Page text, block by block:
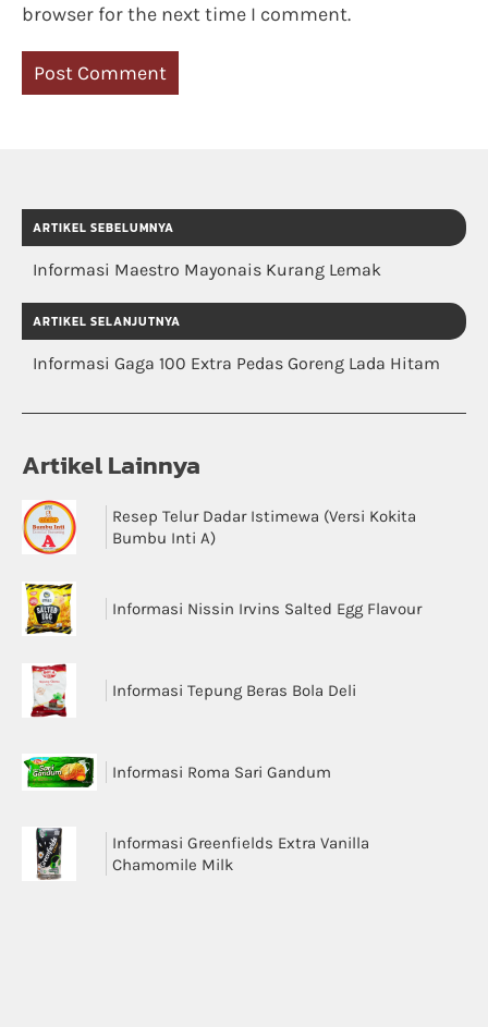
browser for the next time I comment.
ARTIKEL SEBELUMNYA
Informasi Maestro Mayonais Kurang Lemak
ARTIKEL SELANJUTNYA
Informasi Gaga 100 Extra Pedas Goreng Lada Hitam
Artikel Lainnya
Resep Telur Dadar Istimewa (Versi Kokita
Bumbu Inti A)
Informasi Nissin Irvins Salted Egg Flavour
Informasi Tepung Beras Bola Deli
Informasi Roma Sari Gandum
Informasi Greenfields Extra Vanilla
Chamomile Milk